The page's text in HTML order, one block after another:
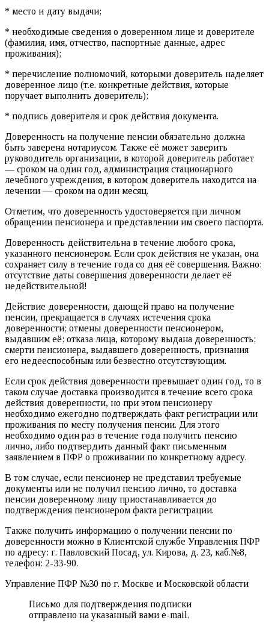
* место и дату выдачи;
* необходимые сведения о доверенном лице и доверителе
(фамилия, имя, отчество, паспортные данные, адрес
проживания);
* перечисление полномочий, которыми доверитель наделяет
доверенное лицо (т.е. конкретные действия, которые
поручает выполнить доверитель);
* подпись доверителя и срок действия документа.
Доверенность на получение пенсии обязательно должна
быть заверена нотариусом. Также её может заверить
руководитель организации, в которой доверитель работает
— сроком на один год, администрация стационарного
лечебного учреждения, в котором доверитель находится на
лечении — сроком на один месяц.
Отметим, что доверенность удостоверяется при личном
обращении пенсионера и представлении им своего паспорта.
Доверенность действительна в течение любого срока,
указанного пенсионером. Если срок действия не указан, она
сохраняет силу в течение года со дня её совершения. Важно:
отсутствие даты совершения доверенности делает её
недействительной!
Действие доверенности, дающей право на получение
пенсии, прекращается в случаях истечения срока
доверенности; отмены доверенности пенсионером,
выдавшим её; отказа лица, которому выдана доверенность;
смерти пенсионера, выдавшего доверенность, признания
его недееспособным или безвестно отсутствующим.
Если срок действия доверенности превышает один год, то в
таком случае доставка производится в течение всего срока
действия доверенности, но при этом пенсионеру
необходимо ежегодно подтверждать факт регистрации или
проживания по месту получения пенсии. Для этого
необходимо один раз в течение года получить пенсию
лично, либо подтвердить данный факт письменным
заявлением в ПФР о проживании по конкретному адресу.
В том случае, если пенсионер не представил требуемые
документы или не получил пенсию лично, то доставка
пенсии доверенному лицу приостанавливается до
подтверждения пенсионером факта регистрации.
Также получить информацию о получении пенсии по
доверенности можно в Клиентской службе Управления ПФР
по адресу: г. Павловский Посад, ул. Кирова, д. 23, каб.№8,
телефон: 2-33-90.
Управление ПФР №30 по г. Москве и Московской области
Письмо для подтверждения подписки
отправлено на указанный вами e-mail.